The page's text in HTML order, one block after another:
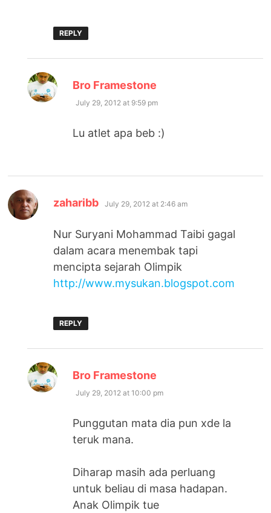
REPLY
Bro Framestone
July 29, 2012 at 9:59 pm
Lu atlet apa beb :)
zaharibb says:
July 29, 2012 at 2:46 am
Nur Suryani Mohammad Taibi gagal
dalam acara menembak tapi
mencipta sejarah Olimpik
http://www.mysukan.blogspot.com
REPLY
Bro Framestone
July 29, 2012 at 10:00 pm
Punggutan mata dia pun xde la
teruk mana.
Diharap masih ada perluang
untuk beliau di masa hadapan.
Anak Olimpik tue